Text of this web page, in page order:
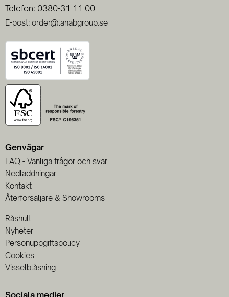
Telefon: 0380-31 11 00
E-post: order@lanabgroup.se
Genvägar
FAQ - Vanliga frågor och svar
Nedladdningar
Kontakt
Återförsäljare & Showrooms
Råshult
Nyheter
Personuppgiftspolicy
Cookies
Visselblåsning
Sociala medier